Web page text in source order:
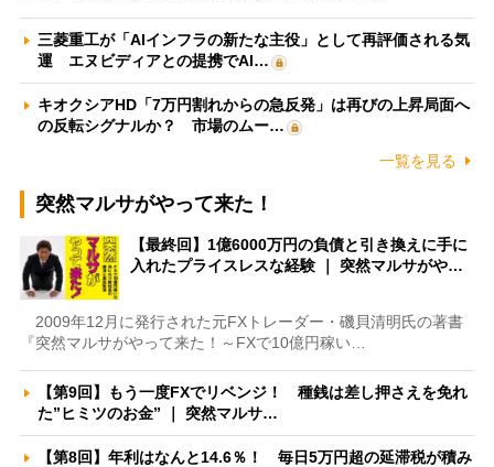
三菱重工が「AIインフラの新たな主役」として再評価される気
運 エヌビディアとの提携でAI…
キオクシアHD「7万円割れからの急反発」は再びの上昇局面へ
の反転シグナルか？ 市場のムー…
一覧を見る
突然マルサがやって来た！
【最終回】1億6000万円の負債と引き換えに手に
入れたプライスレスな経験 ｜ 突然マルサがや…
2009年12月に発行された元FXトレーダー・磯貝清明氏の著書
『突然マルサがやって来た！～FXで10億円稼い…
【第9回】もう一度FXでリベンジ！ 種銭は差し押さえを免れ
た”ヒミツのお金” ｜ 突然マルサ…
【第8回】年利はなんと14.6％！ 毎日5万円超の延滞税が積み